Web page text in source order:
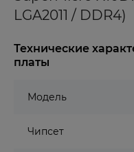
LGA2011 / DDR4)
Технические
платы
Модель
Чипсет